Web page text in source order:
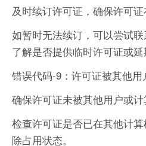
及时续订许可证，确保许可证
如暂时无法续订，可以尝试
了解是否提供临时许可证或延
错误代码-9：许可证被其他用
确保许可证未被其他用户或计
检查许可证是否已在其他计
除占用状态。